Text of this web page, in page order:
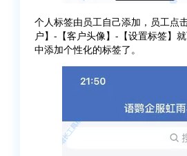
个人标签由员工自己添加，员工点
户】-【客户头像】-【设置标签】
中添加个性化的标签了。